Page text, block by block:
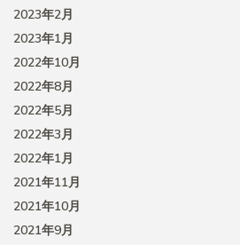
2023年2月
2023年1月
2022年10月
2022年8月
2022年5月
2022年3月
2022年1月
2021年11月
2021年10月
2021年9月